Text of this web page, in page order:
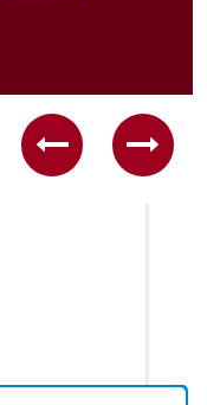
Previous
Next